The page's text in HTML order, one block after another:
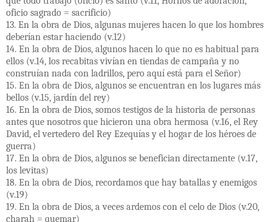
oficio sagrado = sacrificio)
13. En la obra de Dios, algunas mujeres hacen lo que los hombres
deberían estar haciendo (v.12)
14. En la obra de Dios, algunos hacen lo que no es habitual para
ellos (v.14, los recabitas vivían en tiendas de campaña y no
construían nada con ladrillos, pero aquí está para el Señor)
15. En la obra de Dios, algunos se encuentran en los lugares más
bellos (v.15, jardín del rey)
16. En la obra de Dios, somos testigos de la historia de personas
antes que nosotros que hicieron una obra hermosa (v.16, el Rey
David, el vertedero del Rey Ezequías y el hogar de los héroes de
guerra)
17. En la obra de Dios, algunos se benefician directamente (v.17,
los levitas)
18. En la obra de Dios, recordamos que hay batallas y enemigos
(v.19)
19. En la obra de Dios, a veces ardemos con el celo de Dios (v.20,
charah = quemar)